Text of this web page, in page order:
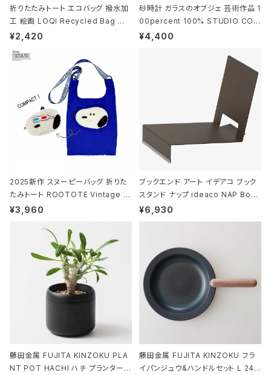
折りたたみトート エコバッグ 撥水加
工 絵画 LOQI Recycled Bag ロ
ーキー 大きめ トートバッグ MOOMI
¥2,420
砂時計 ガラスのオブジェ 芸術作品 1
00percent 100% STUDIO COH
AKU Timeless 100パーセント ス
¥4,400
2025新作 スヌーピーバッグ 折りた
たみトート ROOTOTE Vintage P
EANUTS ROO-shopper mid 84
ド.ピーナッツ-0P 3Dグラス
¥3,960
ブックエンド アート イデアコ ブック
スタンド ナップ ideaco NAP Book
stand ブラウン
¥6,930
藤田金属 FUJITA KINZOKU PLA
NT POT HACHI ハチ プランターポ
藤田金属 FUJITA KINZOKU フラ
イパンジュウ&ハンドルセット L 24c